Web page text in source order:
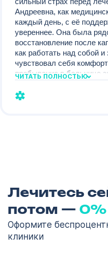
Андреевна, как
каждый день, с её
увереннее. Она была
восстановление после
как работать над собой
чувствовал себя
пребывание в больнице
спасибо за поддержку и
ЧИТАТЬ ПОЛНОСТЬЮ
Лечитесь
потом — 0%
Оформите
клиники